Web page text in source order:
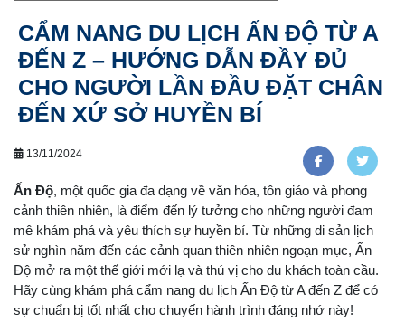
CẨM NANG DU LỊCH ẤN ĐỘ TỪ A
ĐẾN Z – HƯỚNG DẪN ĐẦY ĐỦ
CHO NGƯỜI LẦN ĐẦU ĐẶT CHÂN
ĐẾN XỨ SỞ HUYỀN BÍ
13/11/2024
Ấn Độ, một quốc gia đa dạng về văn hóa, tôn giáo và phong
cảnh thiên nhiên, là điểm đến lý tưởng cho những người đam
mê khám phá và yêu thích sự huyền bí. Từ những di sản lịch
sử nghìn năm đến các cảnh quan thiên nhiên ngoạn mục, Ấn
Độ mở ra một thế giới mới lạ và thú vị cho du khách toàn cầu.
Hãy cùng khám phá cẩm nang du lịch Ấn Độ từ A đến Z để có
sự chuẩn bị tốt nhất cho chuyến hành trình đáng nhớ này!